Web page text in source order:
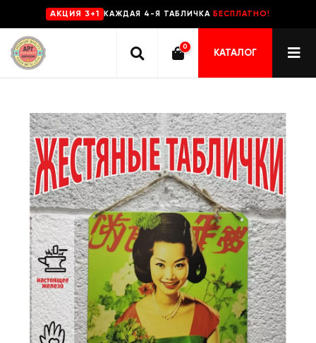
AKЦИЯ 3+1 КАЖДАЯ 4-Я ТАБЛИЧКА БЕСПЛАТНО!
0
КАТАЛОГ